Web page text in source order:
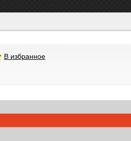
В избранное